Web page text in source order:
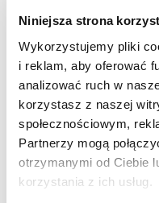
Niniejsza strona
Wykorzystujemy pliki
i reklam, aby oferować
analizować ruch w
korzystasz z naszej
społecznościowym,
Partnerzy mogą
otrzymanymi od Ciebie
korzystania z ich usług.